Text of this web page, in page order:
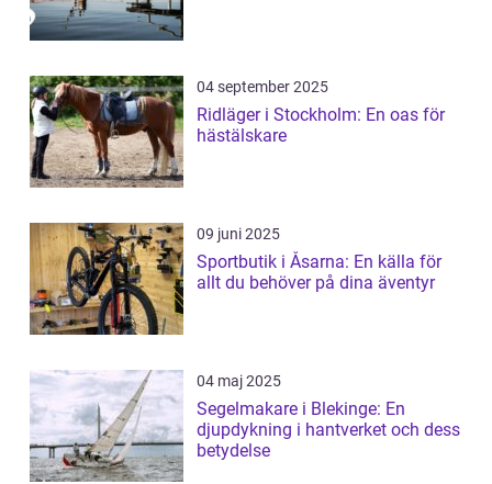
04 september 2025
Ridläger i Stockholm: En oas för
hästälskare
09 juni 2025
Sportbutik i Åsarna: En källa för
allt du behöver på dina äventyr
04 maj 2025
Segelmakare i Blekinge: En
djupdykning i hantverket och dess
betydelse